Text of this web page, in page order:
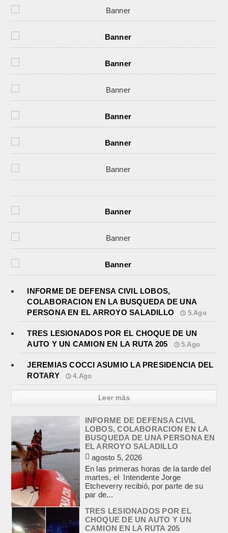
INFORME DE DEFENSA CIVIL LOBOS,
COLABORACION EN LA BUSQUEDA DE UNA
PERSONA EN EL ARROYO SALADILLO
5.Ago
TRES LESIONADOS POR EL CHOQUE DE UN
AUTO Y UN CAMION EN LA RUTA 205
5.Ago
JEREMIAS COCCI ASUMIO LA PRESIDENCIA DEL
ROTARY
4.Ago
Leer más
INFORME DE DEFENSA CIVIL
LOBOS, COLABORACION EN LA
BUSQUEDA DE UNA PERSONA EN
EL ARROYO SALADILLO
agosto 5, 2026
En las primeras horas de la tarde del
martes, el Intendente Jorge
Etcheverry recibió, por parte de su
par de...
TRES LESIONADOS POR EL
CHOQUE DE UN AUTO Y UN
CAMION EN LA RUTA 205